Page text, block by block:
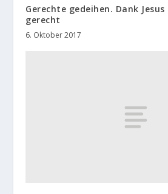
Gerechte gedeihen. Dank
gerecht
6. Oktober 2017